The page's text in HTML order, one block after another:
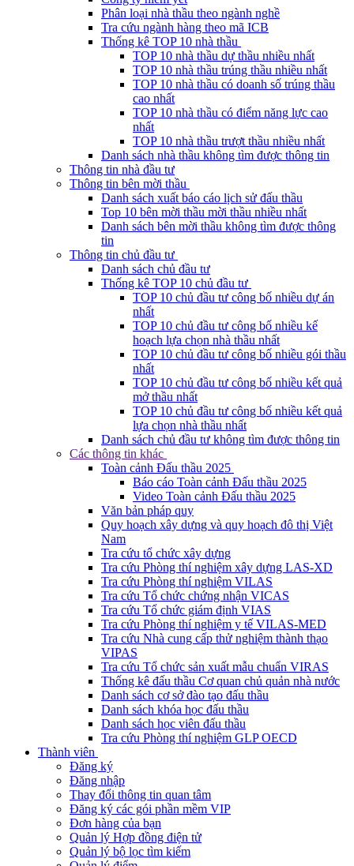
Phân loại nhà thầu theo ngành nghề
Tra cứu ngành hàng theo mã ICB
Thống kê TOP 10 nhà thầu
TOP 10 nhà thầu dự thầu nhiều nhất
TOP 10 nhà thầu trúng thầu nhiều nhất
TOP 10 nhà thầu có doanh số trúng thầu
cao nhất
TOP 10 nhà thầu có điểm năng lực cao
nhất
TOP 10 nhà thầu trượt thầu nhiều nhất
Danh sách nhà thầu không tìm được thông tin
Thông tin nhà đầu tư
Thông tin bên mời thầu
Danh sách xuất báo cáo lịch sử đấu thầu
Top 10 bên mời thầu mời thầu nhiều nhất
Danh sách bên mời thầu không tìm được thông
tin
Thông tin chủ đầu tư
Danh sách chủ đầu tư
Thống kê TOP 10 chủ đầu tư
TOP 10 chủ đầu tư công bố nhiều dự án
nhất
TOP 10 chủ đầu tư công bố nhiều kế
hoạch lựa chọn nhà thầu nhất
TOP 10 chủ đầu tư công bố nhiều gói thầu
nhất
TOP 10 chủ đầu tư công bố nhiều kết quả
mở thầu nhất
TOP 10 chủ đầu tư công bố nhiều kết quả
lựa chọn nhà thầu nhất
Danh sách chủ đầu tư không tìm được thông tin
Các thông tin khác
Toàn cảnh Đấu thầu 2025
Báo cáo Toàn cảnh Đấu thầu 2025
Video Toàn cảnh Đấu thầu 2025
Văn bản pháp quy
Quy hoạch xây dựng và quy hoạch đô thị Việt
Nam
Tra cứu tổ chức xây dựng
Tra cứu Phòng thí nghiệm xây dựng LAS-XD
Tra cứu Phòng thí nghiệm VILAS
Tra cứu Tổ chức chứng nhận VICAS
Tra cứu Tổ chức giám định VIAS
Tra cứu Phòng thí nghiệm y tế VILAS-MED
Tra cứu Nhà cung cấp thử nghiệm thành thạo
VIPAS
Tra cứu Tổ chức sản xuất mẫu chuẩn VIRAS
Thống kê đấu thầu Cơ quan chủ quản nhà nước
Danh sách cơ sở đào tạo đấu thầu
Danh sách khóa học đấu thầu
Danh sách học viên đấu thầu
Tra cứu Phòng thí nghiệm GLP OECD
Thành viên
Đăng ký
Đăng nhập
Thay đổi thông tin quan tâm
Đăng ký các gói phần mềm VIP
Đơn hàng của bạn
Quản lý Hợp đồng điện tử
Quản lý bộ lọc tìm kiếm